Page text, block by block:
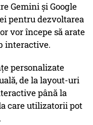
Gemini și Google
pentru dezvoltarea
vor începe să arate
interactive.
personalizate
de la layout-uri
până la
care utilizatorii pot